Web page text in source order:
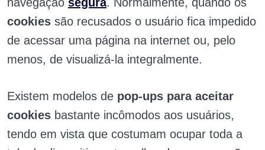
cookies são recusados o usuário fica impedido
de acessar uma página na internet ou, pelo
menos, de visualizá-la integralmente.
Existem modelos de pop-ups para aceitar
cookies bastante incômodos aos usuários,
tendo em vista que costumam ocupar toda a